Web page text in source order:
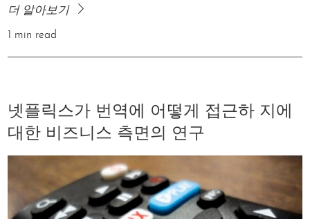
더 알아보기
1 min read
넷플릭스가 번역에 어떻게 접근하 지에
대한 비즈니스 측면의 연구